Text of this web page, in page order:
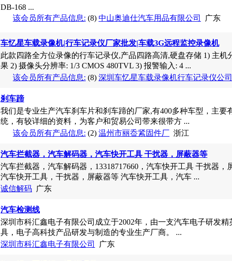
DB-168 ...
该会员所有产品信息: (8) 中山奥迪仕汽车用品有限公司 广东
车忆星车载录像机|行车记录仪厂家批发|车载3G远程监控录像机
此款四路全方位录像的行车记录仪,产品四路高清,硬盘存储 1) 主机
果 2) 摄像头分辨率: 1/3 CMOS 480TVL 3) 报警输入: 4 ...
该会员所有产品信息: (8) 深圳车忆星车载录像机行车记录仪公司
刹车蹄
我们是专业生产汽车刹车片和刹车蹄的厂家,有400多种车型，主
统，有较详细的资料，为客户和贸易公司带来很带方 ...
该会员所有产品信息: (2) 温州市丽岙紧固件厂 浙江
汽车拦截器，汽车解码器，汽车快开工具 干扰器，屏蔽器等
汽车拦截器，汽车解码器，13318717660，汽车快开工具 干扰器，
汽车快开工具，干扰器，屏蔽器等 汽车快开工具，汽车 ...
诚信解码 广东
汽车检测线
深圳市科汇鑫电子有限公司成立于2002年，由一支汽车电子研发
具，电子高科技产品研发与制造的专业生产厂商。 ...
深圳市科汇鑫电子有限公司
广东